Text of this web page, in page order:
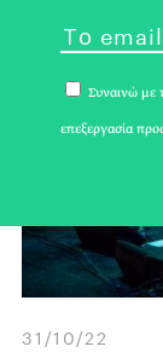
31/10/22
Συναινώ με
επεξεργασία